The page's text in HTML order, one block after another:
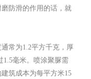
防滑的作用的话，就
常为1.2平方千克，厚
1.5毫米。喷涂聚脲需
筑成本为每平方米15